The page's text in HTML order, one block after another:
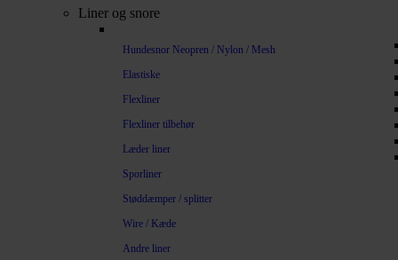
Liner og snore
Hundesnor Neopren / Nylon / Mesh
Elastiske
Flexliner
Flexliner tilbehør
Læder liner
Sporliner
Støddæmper / splitter
Wire / Kæde
Andre liner